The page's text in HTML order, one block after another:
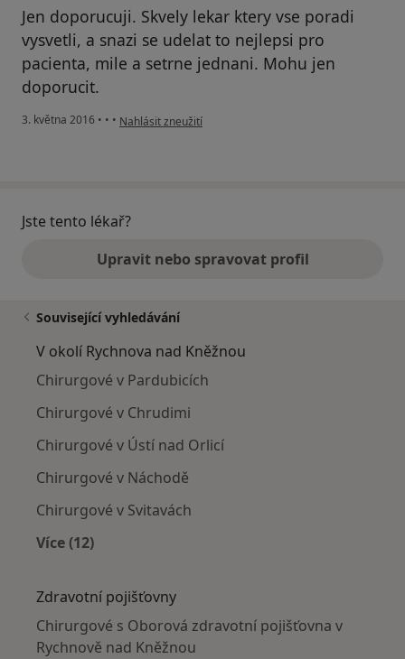
Jen doporucuji. Skvely lekar ktery vse poradi
vysvetli, a snazi se udelat to nejlepsi pro
pacienta, mile a setrne jednani. Mohu jen
doporucit.
3. května 2016 • • • podle názoru uživatele Váš účet byl odstraněn
Nahlásit zneužití
Jste tento lékař?
Upravit nebo spravovat profil
Související vyhledávání
V okolí Rychnova nad Kněžnou
Chirurgové v Pardubicích
Chirurgové v Chrudimi
Chirurgové v Ústí nad Orlicí
Chirurgové v Náchodě
Chirurgové v Svitavách
Více (12)
Zdravotní pojišťovny
Chirurgové s Oborová zdravotní pojišťovna v
Rychnově nad Kněžnou